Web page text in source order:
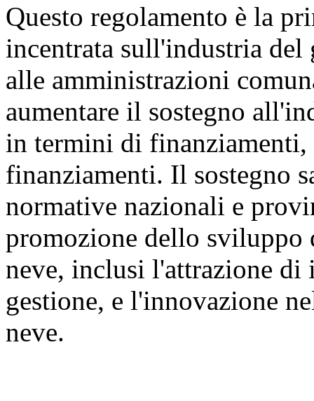
Questo regolamento è la
incentrata sull'industria del
alle amministrazioni
aumentare il sostegno
in termini di finanziamenti,
finanziamenti. Il sostegno
normative nazionali e
promozione dello sviluppo
neve, inclusi l'attrazione di
gestione, e l'innovazione
neve.